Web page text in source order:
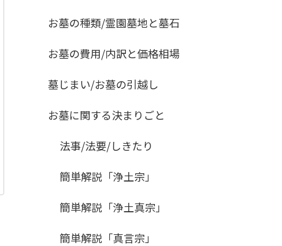
お墓の種類/霊園墓地と墓石
お墓の費用/内訳と価格相場
墓じまい/お墓の引越し
お墓に関する決まりごと
法事/法要/しきたり
簡単解説「浄土宗」
簡単解説「浄土真宗」
簡単解説「真言宗」